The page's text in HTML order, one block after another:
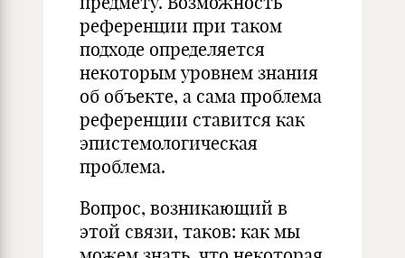
референции при таком
подходе определяется
некоторым уровнем знания
об объекте, а сама проблема
референции ставится как
эпистемологическая
проблема.
Вопрос, возникающий в
этой связи, таков: как мы